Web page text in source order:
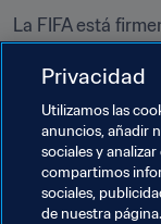
La FIFA está
impropias en el
política de
cometidos por
Temas
Privacidad
Utilizamos las
anuncios, añadir
sociales y
compartimos
sociales,
de nuestra